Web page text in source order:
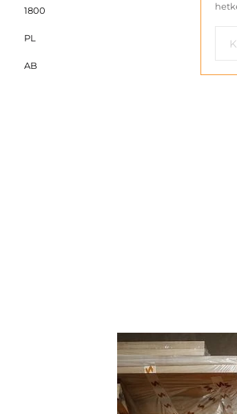
1800
PL
AB